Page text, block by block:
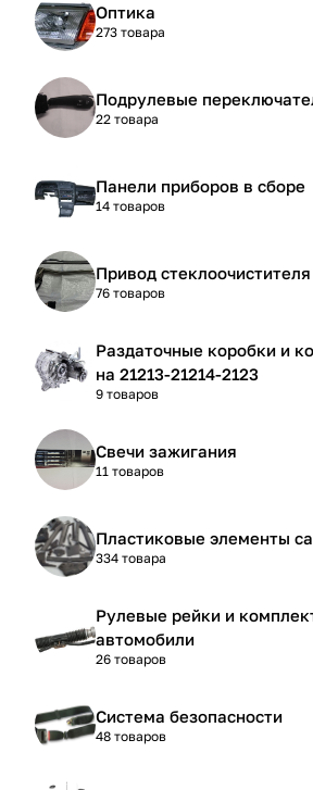
Оптика
273 товара
Подрулевые
22 товара
Панели приборов в сборе
14 товаров
Привод стеклоочистителя
76 товаров
Раздаточные коробки и
на 21213-21214-2123
9 товаров
Свечи зажигания
11 товаров
Пластиковые элементы
334 товара
Рулевые рейки и
автомобили
26 товаров
Система безопасности
48 товаров